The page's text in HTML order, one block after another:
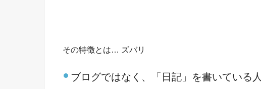
その特徴とは… ズバリ
ブログではなく、「日記」を書いている人